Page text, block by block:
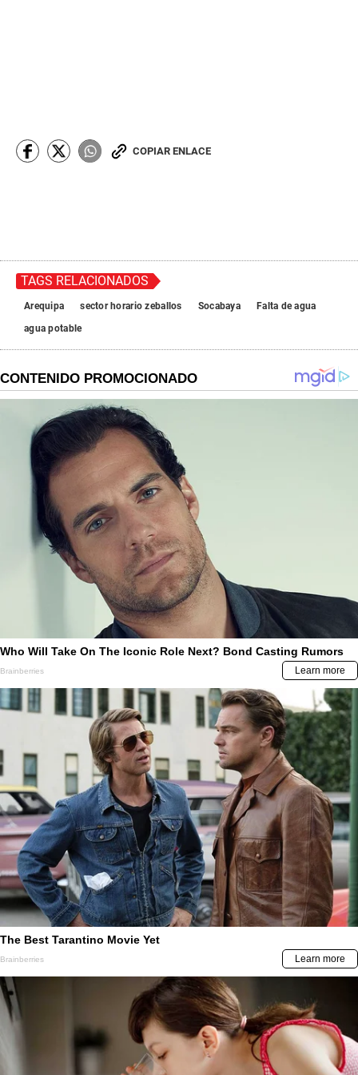
COPIAR ENLACE
TAGS RELACIONADOS
Arequipa sector horario zeballos Socabaya
Falta de agua
agua potable